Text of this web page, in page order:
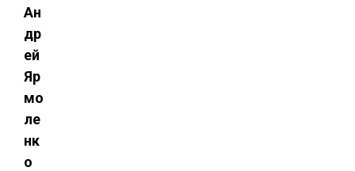
Ан
др
ей
Яр
мо
ле
нк
о